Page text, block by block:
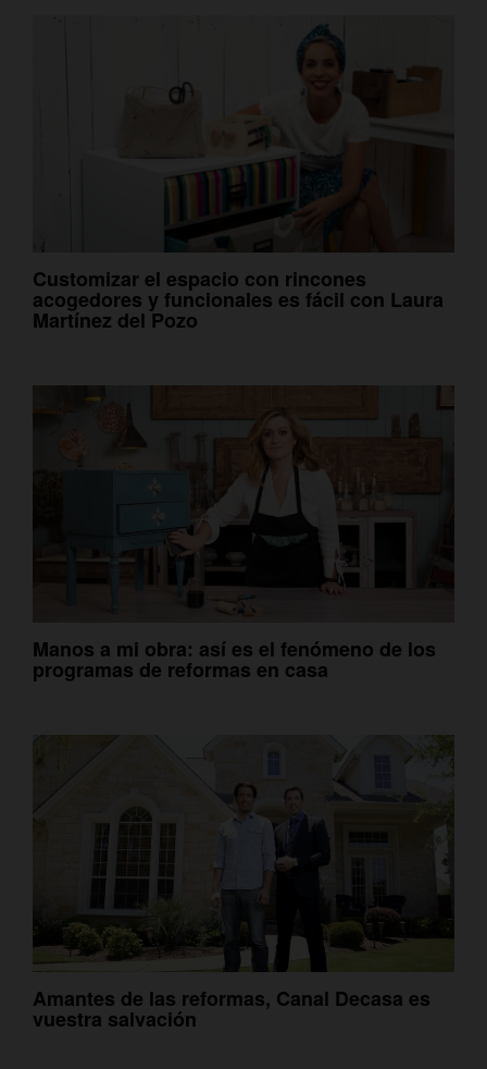
Customizar el espacio con rincones
acogedores y funcionales es fácil con Laura
Martínez del Pozo
Manos a mi obra: así es el fenómeno de los
programas de reformas en casa
Amantes de las reformas, Canal Decasa es
vuestra salvación